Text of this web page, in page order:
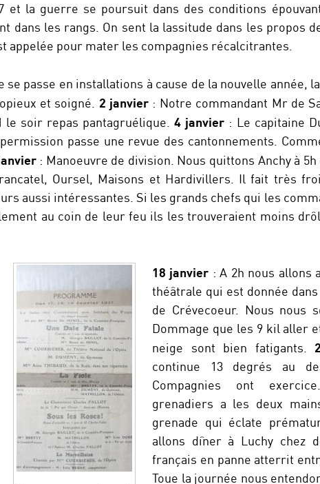
et la guerre se poursuit dans des conditions
dans les rangs. On sent la lassitude dans les propos
appelée pour mater les compagnies récalcitrantes.
se passe en installations à cause de la nouvelle année,
et soigné. 2 janvier : Notre commandant Mr de
le soir repas pantagruélique.4 janvier : Le capitaine
passe une revue des cantonnements.
: Manoeuvre de division. Nous quittons Anchy à
Oursel, Maisons et Hardivillers. Il fait très
aussi intéressantes. Si les grands chefs qui les
au coin de leur feu ils les trouveraient moins
18 janvier : A 2h nous allons
théâtrale qui est donnée
de Crévecoeur. Nous nous
Dommage que les 9 kil aller
neige sont bien fatigants.
continue 13 degrés au
Compagnies ont
grenadiers a les deux
grenade qui éclate
allons dîner à Luchy chez
français en panne atterrit
Toue la journée nous